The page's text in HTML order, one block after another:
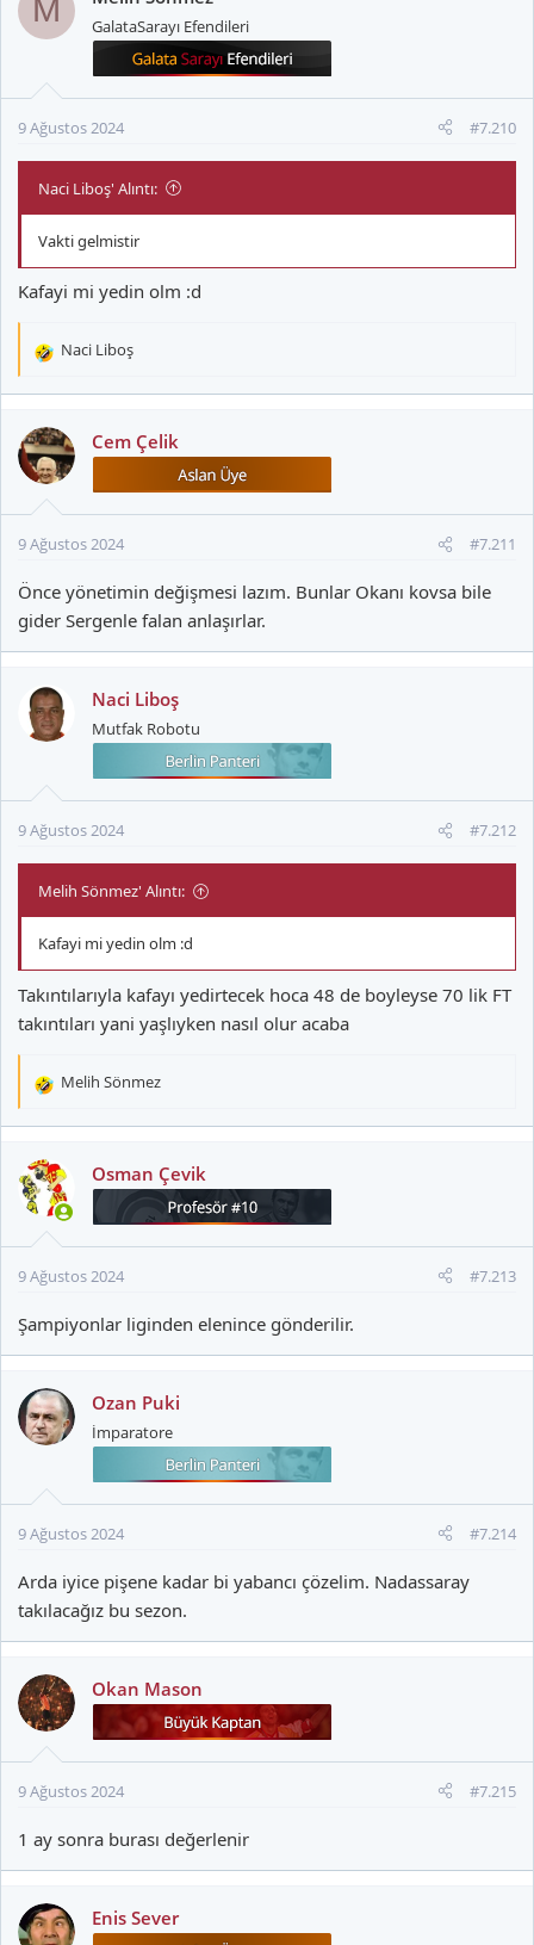
l
M GalataSarayı Efendileri
9 Ağustos 2024 #7.210
Naci Liboş' Alıntı:
Vakti gelmistir
Kafayi mi yedin olm :d
T
k
i
l
:
Naci Liboş
Cem Çelik
9 Ağustos 2024 #7.211
Önce yönetimin değişmesi lazım. Bunlar Okanı kovsa bile
gider Sergenle falan anlaşırlar.
Naci Liboş
Mutfak Robotu
9 Ağustos 2024 #7.212
Melih Sönmez' Alıntı:
Kafayi mi yedin olm :d
Takıntılarıyla kafayı yedirtecek hoca 48 de boyleyse 70 lik FT
takıntıları yani yaşlıyken nasıl olur acaba
T
k
i
l
:
Melih Sönmez
Osman Çevik
9 Ağustos 2024 #7.213
Şampiyonlar liginden elenince gönderilir.
Ozan Puki
İmparatore
9 Ağustos 2024 #7.214
Arda iyice pişene kadar bi yabancı çözelim. Nadassaray
takılacağız bu sezon.
Okan Mason
9 Ağustos 2024 #7.215
1 ay sonra burası değerlenir
Enis Sever